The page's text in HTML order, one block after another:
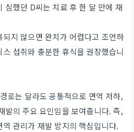
심했던 D씨는 치료 후 한 달 만에 재
지 않으면 완치가 어렵다고 조언하
스 섭취와 충분한 휴식을 권장했습니
로는 달라도 공통적으로 면역 저하,
발의 주요 요인임을 보여줍니다. 즉,
관리가 재발 방지의 핵심입니다.